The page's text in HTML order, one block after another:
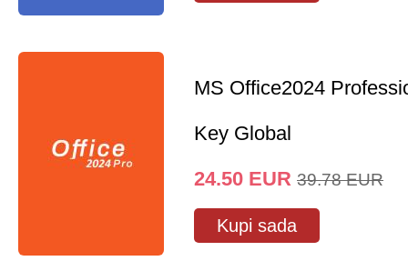
MS Office2024
Key Global
24.50 EUR 39.78 EUR
Kupi sada